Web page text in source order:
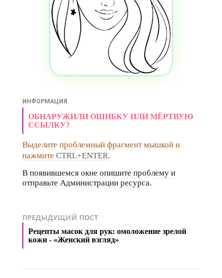
ИНФОРМАЦИЯ
ОБНАРУЖИЛИ ОШИБКУ ИЛИ МЁРТВУЮ
ССЫЛКУ?
Выделите проблемный фрагмент мышкой и
нажмите CTRL+ENTER.
В появившемся окне опишите проблему и
отправьте Администрации ресурса.
ПРЕДЫДУЩИЙ ПОСТ
Рецепты масок для рук: омоложение зрелой
кожи - «Женский взгляд»